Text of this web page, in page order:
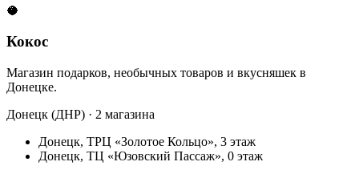
🥥
Кокос
Магазин подарков, необычных товаров и вкусняшек в
Донецке.
Донецк (ДНР) · 2 магазина
Донецк, ТРЦ «Золотое Кольцо», 3 этаж
Донецк, ТЦ «Юзовский Пассаж», 0 этаж